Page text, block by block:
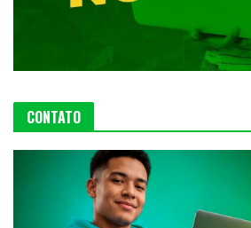
CONTATO